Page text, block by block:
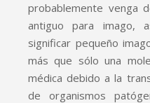
probablemente venga
antiguo para imago,
significar pequeño
más que sólo una
médica debido a la
de organismos